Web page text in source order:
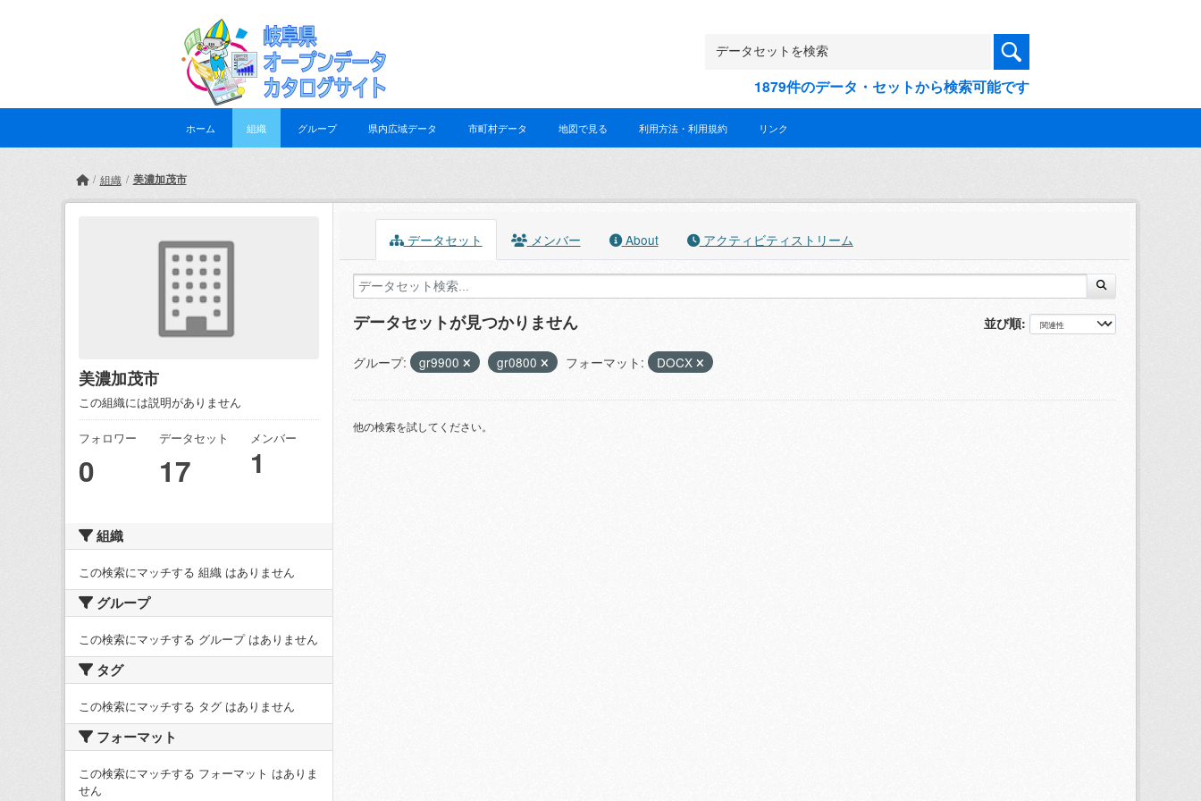
1879件のデータ・セットから検索可能です
ホーム 組織 グループ 県内広域データ 市町村データ 地図で見る 利用方法・利用規約 リンク
組織 美濃加茂市
美濃加茂市
この組織には説明がありません
フォロワー
0
データセット
17
メンバー
1
組織
この検索にマッチする 組織 はありません
グループ
この検索にマッチする グループ はありません
タグ
この検索にマッチする タグ はありません
フォーマット
この検索にマッチする フォーマット はありま
せん
データセット メンバー About アクティビティストリーム
並び順
データセットが見つかりません
グループ: gr9900 gr0800 フォーマット: DOCX
他の検索を試してください。